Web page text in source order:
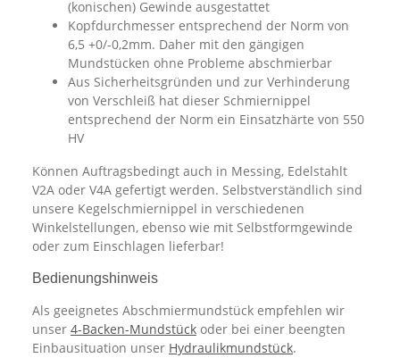
(konischen) Gewinde ausgestattet
Kopfdurchmesser entsprechend der Norm von
6,5 +0/-0,2mm. Daher mit den gängigen
Mundstücken ohne Probleme abschmierbar
Aus Sicherheitsgründen und zur Verhinderung
von Verschleiß hat dieser Schmiernippel
entsprechend der Norm ein Einsatzhärte von 550
HV
Können Auftragsbedingt auch in Messing, Edelstahlt
V2A oder V4A gefertigt werden. Selbstverständlich sind
unsere Kegelschmiernippel in verschiedenen
Winkelstellungen, ebenso wie mit Selbstformgewinde
oder zum Einschlagen lieferbar!
Bedienungshinweis
Als geeignetes Abschmiermundstück empfehlen wir
unser 4-Backen-Mundstück oder bei einer beengten
Einbausituation unser Hydraulikmundstück.